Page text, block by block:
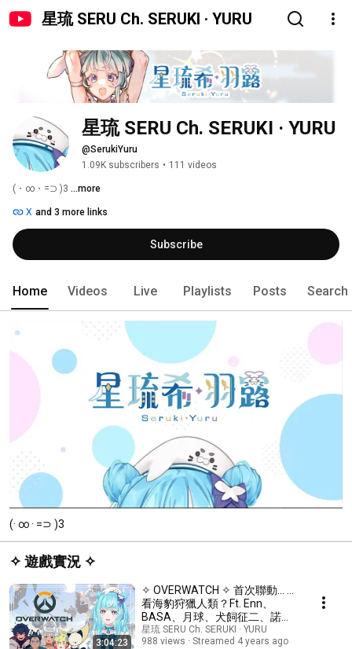
星琉 SERU Ch. SERUKI · YURU
星琉 SERU Ch. SERUKI · YURU
@SerukiYuru
1.09K subscribers • 111 videos
(・∞・=⊃ )3 ...more
X and 3 more links
Subscribe
Home Videos Live Playlists Posts Search
(· ∞ · =⊃ )3
✧ 遊戲實況 ✧
3:04:23
✧ OVERWATCH ✧ 首次聯動… …
看海豹狩獵人類？Ft. Enn、
BASA、月球、犬飼征二、諾海
✦ 星琉希 · 羽露 | Seruki · Yuru ✦
星琉 SERU Ch. SERUKI · YURU
988 views
Streamed 4 years ago